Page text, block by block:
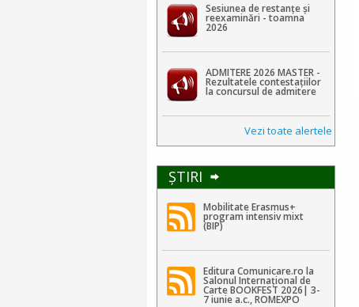
Sesiunea de restanțe și
reexaminări - toamna
2026
ADMITERE 2026 MASTER -
Rezultatele contestaţiilor
la concursul de admitere
Vezi toate alertele
ŞTIRI
Mobilitate Erasmus+
program intensiv mixt
(BIP)
Editura Comunicare.ro la
Salonul Internațional de
Carte BOOKFEST 2026| 3-
7 iunie a.c., ROMEXPO